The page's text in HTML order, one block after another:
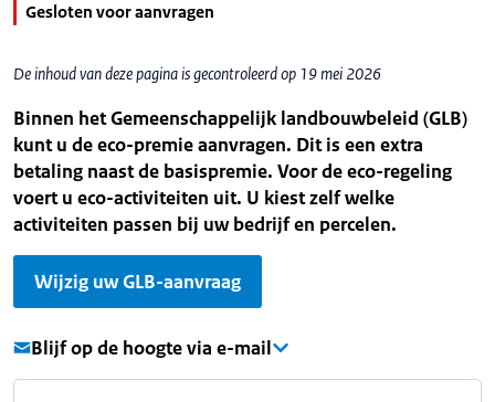
Gesloten voor aanvragen
De inhoud van deze pagina is gecontroleerd op 19 mei 2026
Binnen het Gemeenschappelijk landbouwbeleid (GLB)
kunt u de eco-premie aanvragen. Dit is een extra
betaling naast de basispremie. Voor de eco-regeling
voert u eco-activiteiten uit. U kiest zelf welke
activiteiten passen bij uw bedrijf en percelen.
Wijzig uw GLB-aanvraag
Blijf op de hoogte via e-mail